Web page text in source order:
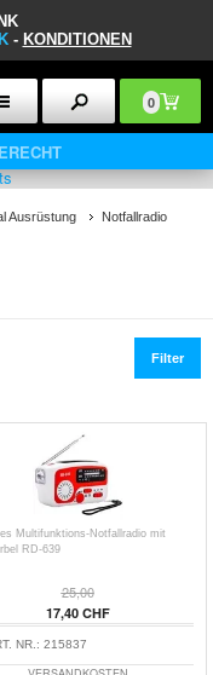
- KONDITIONEN
0
Ausrüstung Notfallradio
Filter
Multifunktions-Notfallradio mit
RD-639
25,00
17,40 CHF
NR.: 215837